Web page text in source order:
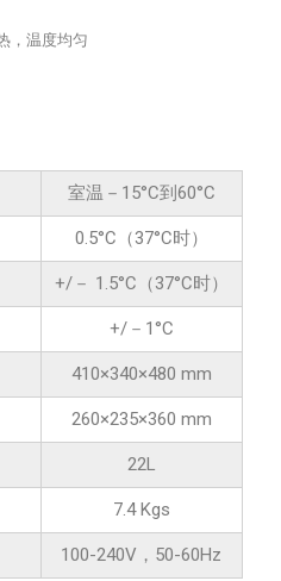
，温度均匀
室温－15°C到60°C
0.5°C（37°C时）
+/－ 1.5°C（37°C时）
+/－1°C
410×340×480 mm
260×235×360 mm
22L
7.4 Kgs
100-240V，50-60Hz